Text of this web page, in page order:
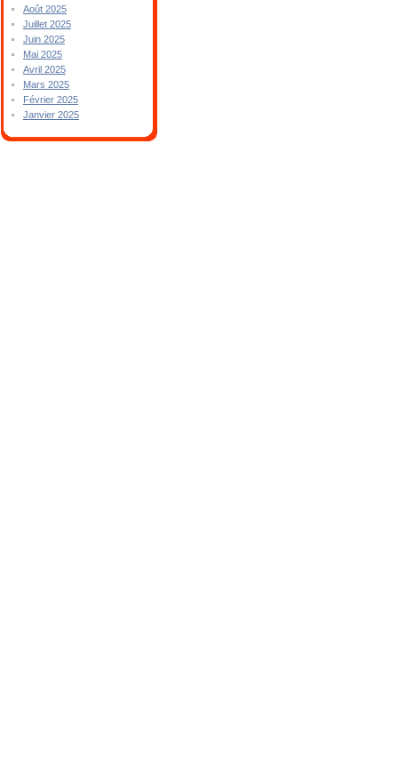
Août 2025
Juillet 2025
Juin 2025
Mai 2025
Avril 2025
Mars 2025
Février 2025
Janvier 2025